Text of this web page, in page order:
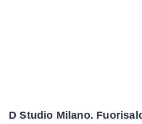
D Studio Milano.